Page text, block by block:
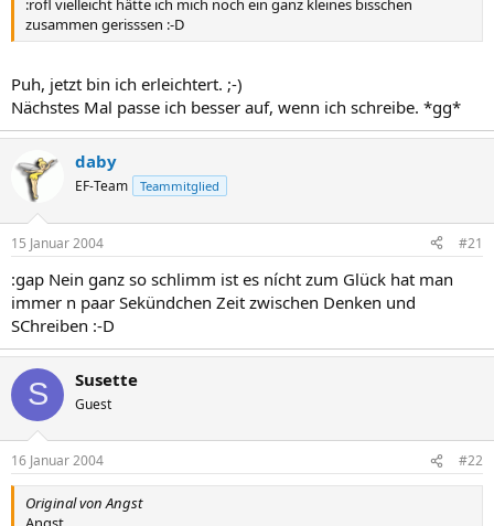
zusammen gerisssen :-D
Puh, jetzt bin ich erleichtert. ;-)
Nächstes Mal passe ich besser auf, wenn ich schreibe. *gg*
daby
EF-Team Teammitglied
15 Januar 2004 #21
:gap Nein ganz so schlimm ist es nícht zum Glück hat man
immer n paar Sekündchen Zeit zwischen Denken und
SChreiben :-D
S Susette
Guest
16 Januar 2004 #22
Original von Angst